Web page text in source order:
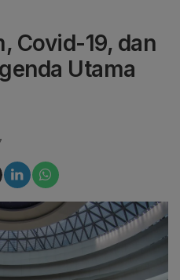
Covid-19, dan
Utama